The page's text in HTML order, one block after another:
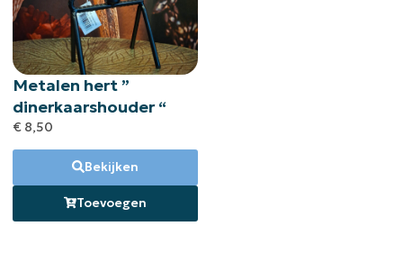
Metalen hert ”
dinerkaarshouder “
€ 8,50
Bekijken
Toevoegen